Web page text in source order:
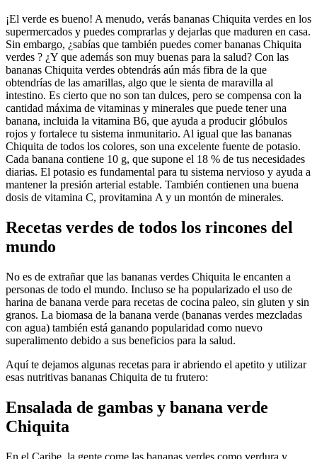
¡El verde es bueno! A menudo, verás bananas Chiquita verdes en los
supermercados y puedes comprarlas y dejarlas que maduren en casa.
Sin embargo, ¿sabías que también puedes comer bananas Chiquita
verdes ? ¿Y que además son muy buenas para la salud? Con las
bananas Chiquita verdes obtendrás aún más fibra de la que
obtendrías de las amarillas, algo que le sienta de maravilla al
intestino. Es cierto que no son tan dulces, pero se compensa con la
cantidad máxima de vitaminas y minerales que puede tener una
banana, incluida la vitamina B6, que ayuda a producir glóbulos
rojos y fortalece tu sistema inmunitario. Al igual que las bananas
Chiquita de todos los colores, son una excelente fuente de potasio.
Cada banana contiene 10 g, que supone el 18 % de tus necesidades
diarias. El potasio es fundamental para tu sistema nervioso y ayuda a
mantener la presión arterial estable. También contienen una buena
dosis de vitamina C, provitamina A y un montón de minerales.
Recetas verdes de todos los rincones del
mundo
No es de extrañar que las bananas verdes Chiquita le encanten a
personas de todo el mundo. Incluso se ha popularizado el uso de
harina de banana verde para recetas de cocina paleo, sin gluten y sin
granos. La biomasa de la banana verde (bananas verdes mezcladas
con agua) también está ganando popularidad como nuevo
superalimento debido a sus beneficios para la salud.
Aquí te dejamos algunas recetas para ir abriendo el apetito y utilizar
esas nutritivas bananas Chiquita de tu frutero:
Ensalada de gambas y banana verde
Chiquita
En el Caribe, la gente come las bananas verdes como verdura y